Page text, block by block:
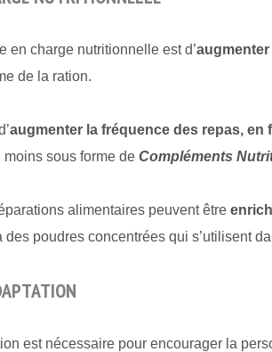
en charge nutritionnelle est d’augmenter
de la ration.
augmenter la fréquence des repas, en
moins sous forme de Compléments
alimentaires peuvent être
des poudres concentrées qui s’utilisent
est nécessaire pour encourager la